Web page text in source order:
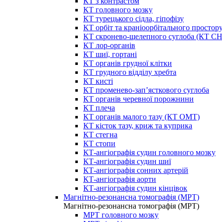
КТ головного мозку
КТ турецького сідла, гіпофізу
КТ орбіт та краніоорбітального
КТ скронево-щелепного суглоба (КТ
КТ лор-органів
КТ шиї, гортані
КТ органів грудної клітки
КТ грудного відділу хребта
КТ кисті
КТ променево-зап’ясткового суглоба
КТ органів черевної порожнини
КТ плеча
КТ органів малого тазу (КТ ОМТ)
КТ кісток тазу, криж та куприка
КТ стегна
КТ стопи
КТ-ангіографія судин головного мозку
КТ-ангіографія судин шиї
КТ-ангіографія сонних артерій
КТ-ангіографія аорти
КТ-ангіографія судин кінцівок
Магнітно-резонансна томографія (МРТ)
Магнітно-резонансна томографія (МРТ)
МРТ головного мозку